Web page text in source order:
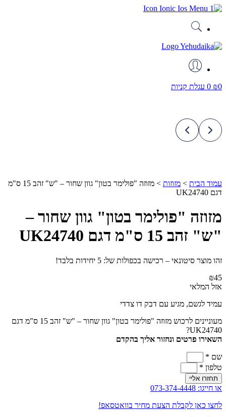
דלג
₪0
0 עגלת קניות
עמוד הבית > מזוזות >
מזוזה "פולימר בטון" גוון שחור – "ש" זהב 15 ס"מ
דגם UK24740
מזוזה "פולימר בטון" גוון שחור –
"ש" זהב 15 ס"מ דגם UK24740
זהו מוצר סיטונאי – רכישה בכפולות של: 5 יחידות בלבד!
₪45
אזל המלאי
עמיד לגשם, מגיע עם דבק דו צדדי
מעוניינים לרכוש מזוזה "פולימר בטון" גוון שחור – "ש" זהב 15 ס"מ דגם
UK24740?
השאירו פרטים ונחזור אליך בהקדם
שם *
טלפון *
תחזרו אליי
או חייגו: 073-374-4448
לחצו כאן לקבלת הצעת מחיר בוואטסאפ!